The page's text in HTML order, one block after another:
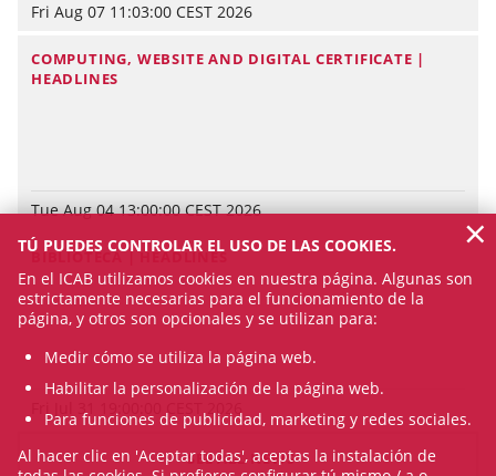
Fri Aug 07 11:03:00 CEST 2026
COMPUTING, WEBSITE AND DIGITAL CERTIFICATE |
HEADLINES
Tue Aug 04 13:00:00 CEST 2026
BIBLIOTECA | HEADLINES
Fri Jul 31 19:00:00 CEST 2026
SEE ALL NEWS
TÚ PUEDES CONTROLAR EL USO DE LAS COOKIES.
En el ICAB utilizamos cookies en nuestra página. Algunas son
estrictamente necesarias para el funcionamiento de la
página, y otros son opcionales y se utilizan para:
Medir cómo se utiliza la página web.
Habilitar la personalización de la página web.
Para funciones de publicidad, marketing y redes sociales.
Al hacer clic en 'Aceptar todas', aceptas la instalación de
×